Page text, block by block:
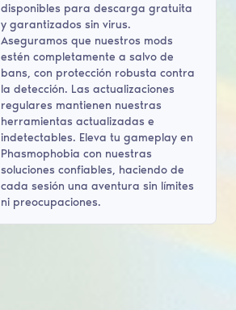
disponibles para descarga gratuita
y garantizados sin virus.
Aseguramos que nuestros mods
estén completamente a salvo de
bans, con protección robusta contra
la detección. Las actualizaciones
regulares mantienen nuestras
herramientas actualizadas e
indetectables. Eleva tu gameplay en
Phasmophobia con nuestras
soluciones confiables, haciendo de
cada sesión una aventura sin límites
ni preocupaciones.